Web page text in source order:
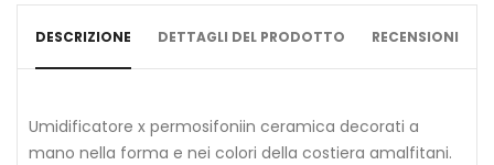
DESCRIZIONE DETTAGLI DEL PRODOTTO RECENSIONI
Umidificatore x permosifoniin ceramica decorati a
mano nella forma e nei colori della costiera amalfitani.